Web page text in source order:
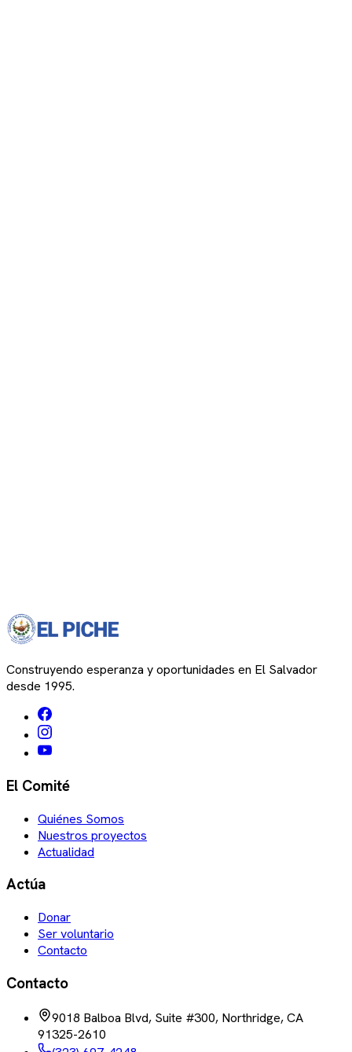
Construyendo esperanza y oportunidades en El Salvador
desde 1995.
El Comité
Quiénes Somos
Nuestros proyectos
Actualidad
Actúa
Donar
Ser voluntario
Contacto
Contacto
9018 Balboa Blvd, Suite #300, Northridge, CA
91325-2610